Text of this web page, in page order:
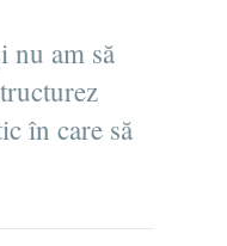
nu am să
în care să